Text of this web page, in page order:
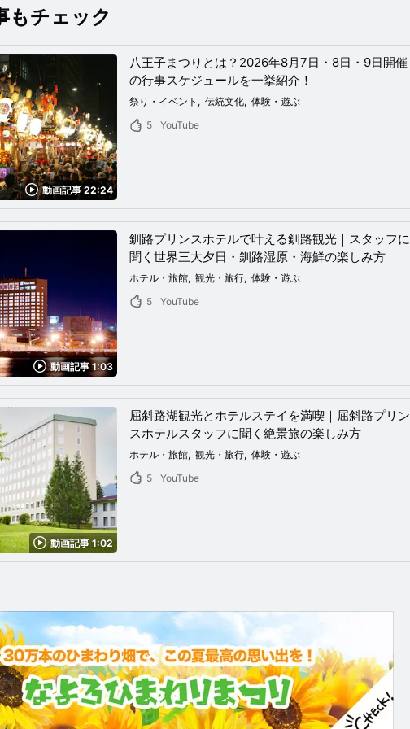
もチェック
動画記事 22:24
八王子まつりとは？2026年8月7日・8日・9日開催
の行事スケジュールを一挙紹介！
祭り・イベント 伝統文化
体験・遊ぶ
5
YouTube
動画記事 1:03
釧路プリンスホテルで叶える釧路観光｜スタッフに
聞く世界三大夕日・釧路湿原・海鮮の楽しみ方
ホテル・旅館 観光・旅行
体験・遊ぶ
5
YouTube
動画記事 1:02
屈斜路湖観光とホテルステイを満喫｜屈斜路プリン
スホテルスタッフに聞く絶景旅の楽しみ方
ホテル・旅館 観光・旅行
体験・遊ぶ
5
YouTube